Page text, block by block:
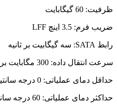
ظرفیت: 60 گیگابایت
ضریب فرم: 3.5 اینچ LFF
رابط SATA: سه گیگابیت بر ثانیه
سرعت انتقال داده: 300 مگابایت بر ثانیه
حداقل دمای عملیاتی: 0 درجه سانتیگراد
حداکثر دمای عملیاتی: 60 درجه سانتیگراد